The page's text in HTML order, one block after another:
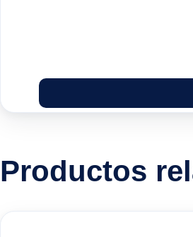
Productos